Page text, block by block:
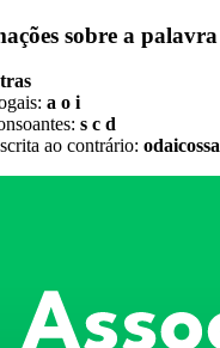
sobre a palavra
a o i
s c d
ao contrário: odaicossa